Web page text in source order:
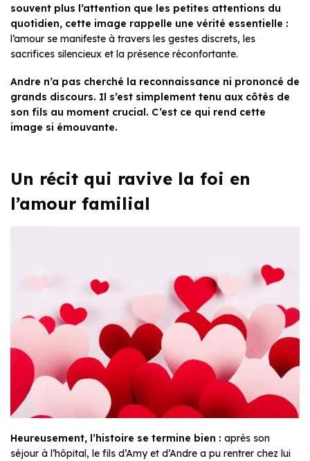
souvent plus l’attention que les petites attentions du
quotidien, cette image rappelle une vérité essentielle :
l’amour se manifeste à travers les gestes discrets, les
sacrifices silencieux et la présence réconfortante.
Andre n’a pas cherché la reconnaissance ni prononcé de
grands discours. Il s’est simplement tenu aux côtés de
son fils au moment crucial. C’est ce qui rend cette
image si émouvante.
Un récit qui ravive la foi en
l’amour familial
Heureusement, l’histoire se termine bien : après son
séjour à l’hôpital, le fils d’Amy et d’Andre a pu rentrer chez lui